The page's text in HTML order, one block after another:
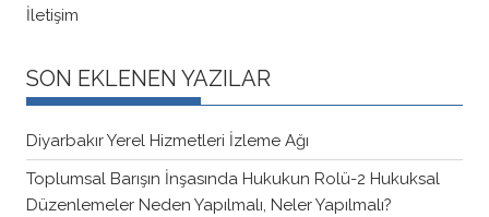
İletişim
SON EKLENEN YAZILAR
Diyarbakır Yerel Hizmetleri İzleme Ağı
Toplumsal Barışın İnşasında Hukukun Rolü-2 Hukuksal
Düzenlemeler Neden Yapılmalı, Neler Yapılmalı?